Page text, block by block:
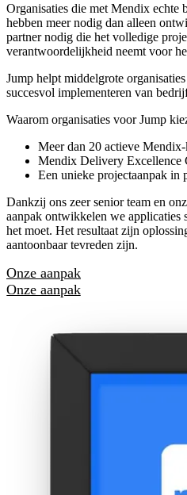
Organisaties die met Mendix echte
hebben meer nodig dan alleen
partner nodig die het volledige
verantwoordelijkheid neemt voor
Jump helpt middelgrote
succesvol implementeren van
Waarom organisaties voor Jump
Meer dan 20 actieve
Mendix Delivery Excellence
Een unieke projectaanpak in
Dankzij ons zeer senior team en
aanpak ontwikkelen we applicaties
het moet. Het resultaat zijn
aantoonbaar tevreden zijn.
Onze aanpak
Onze aanpak